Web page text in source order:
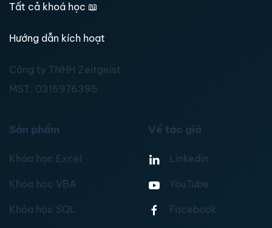
Tất cả khoá học 📖
Hướng dẫn kích hoạt
Công ty TNHH Zeitgeist
MST: 0315976395
Sản phẩm
Khóa học Excel
Khóa học VBA
Khóa học SQL
Về tác giả
Linkedin
YouTube
Facebook